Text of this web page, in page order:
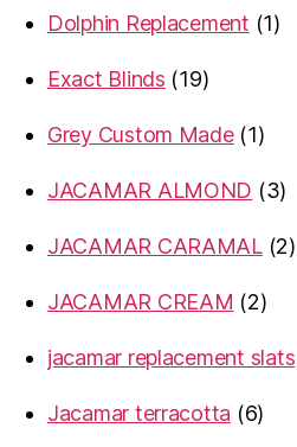
Dolphin Replacement
11
Exact Blinds
1919
Grey Custom Made 11
JACAMAR ALMOND
33
JACAMAR CARAMAL 22
JACAMAR CREAM
22
jacamar replacement slats
Jacamar terracotta
66